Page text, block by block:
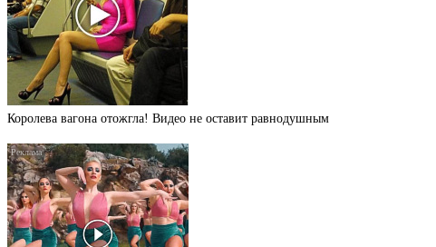
Королева вагона отожгла! Видео не оставит равнодушным